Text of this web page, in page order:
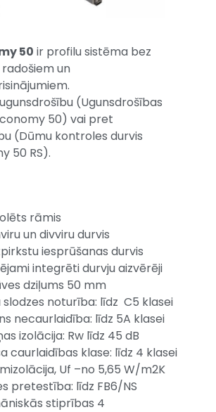
50 ir profilu sistēma bez
un
(Ugunsdrošības
50) vai pret
(Dūmu kontroles durvis
50 RS).
rāmis
un divviru durvis
iesprūšanas durvis
integrēti durvju aizvērēji
dziļums 50 mm
slodzes noturība: līdz C5 klasei
necaurlaidība: līdz 5A klasei
izolācija: Rw līdz 45 dB
caurlaidības klase: līdz 4 klasei
Uf –no 5,65 W/m2K
pretestība: līdz FB6/NS
stiprības 4